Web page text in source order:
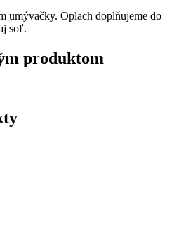
umývačky. Oplach doplňujeme do
soľ.
produktom